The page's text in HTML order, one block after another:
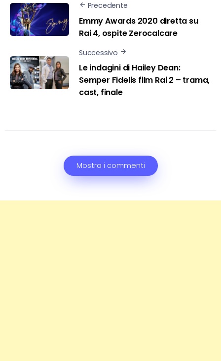
Precedente
Emmy Awards 2020 diretta su
Rai 4, ospite Zerocalcare
Successivo
Le indagini di Hailey Dean:
Semper Fidelis film Rai 2 – trama,
cast, finale
Mostra i commenti